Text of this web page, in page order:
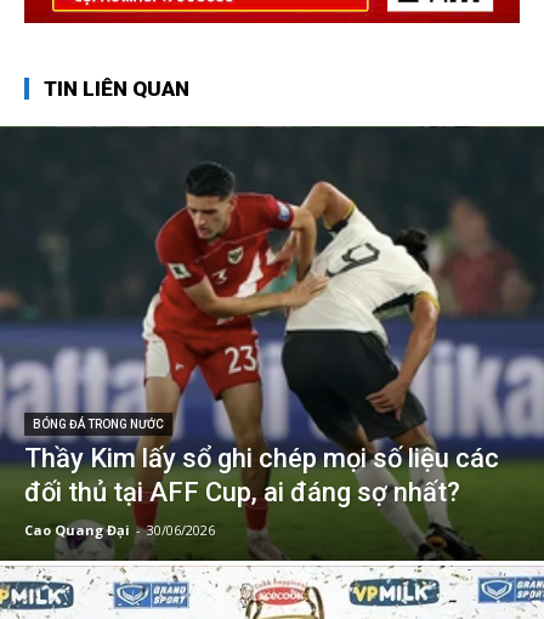
TIN LIÊN QUAN
BÓNG ĐÁ TRONG NƯỚC
Thầy Kim lấy sổ ghi chép mọi số liệu các
đối thủ tại AFF Cup, ai đáng sợ nhất?
Cao Quang Đại - 30/06/2026